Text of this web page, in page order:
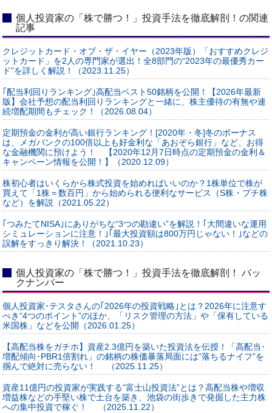
個人投資家の「株で勝つ！」投資手法を徹底解剖！の関連
記事
クレジットカード・オブ・ザ・イヤー（2023年版）「おすすめクレジ
ットカード」を2人の専門家が選出！全8部門の“2023年の最優秀カー
ド”を詳しく解説！（2023.11.25）
｢配当利回りランキング｣高配当ベスト50銘柄を公開！【2026年最新
版】会社予想の配当利回りランキングと一緒に、株主優待の有無や連
続増配期間もチェック！（2026.08.04）
定期預金の金利が高い銀行ランキング！[2020年・冬]冬のボーナス
は、メガバンクの100倍以上も好金利な「あおぞら銀行」など、お得
な金融機関に預けよう！ 【2020年12月7日時点の定期預金の金利＆
キャンペーン情報を公開！】（2020.12.09）
株初心者はいくらから株式投資を始めればいいのか？1株単位で株が
買えて「1株＝数百円」から始められる便利なサービス（S株・プチ株
など）を解説（2021.05.22）
｢つみたてNISA｣にありがちな“3つの勘違い”を解説！｢大間違いな運用
シミュレーションに注意！｣｢最大投資額は800万円じゃない！｣などの
誤解をすっきり解決！（2021.10.23）
個人投資家の「株で勝つ！」投資手法を徹底解剖！ バッ
クナンバー
個人投資家･テスタさんの｢2026年の投資戦略｣とは？2026年に注意す
べき“4つのポイント”のほか、「リスク管理の方法」や「保有している
米国株」などを公開（2026.01.25）
【高配当株をガチホ】資産2.3億円を築いた投資法を伝授！「高配当･
増配傾向･PBR1倍割れ」の銘柄の株価暴落局面には“落ちるナイフ”を
掴んで絶対に売らない！ （2025.11.25）
資産11億円の投資家が実践する“富士山投資法”とは？高配当株や増収
増益株などの手堅い株で土台を築き、池袋の街歩きで発掘した主力株
への集中投資で稼ぐ！ （2025.11.22）